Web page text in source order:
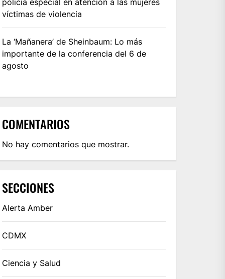
víctimas de violencia
La ‘Mañanera’ de Sheinbaum: Lo más
importante de la conferencia del 6 de
agosto
COMENTARIOS
No hay comentarios que mostrar.
SECCIONES
Alerta Amber
CDMX
Ciencia y Salud